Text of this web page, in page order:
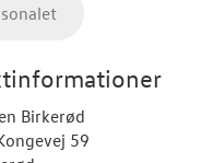
Birkerød
59